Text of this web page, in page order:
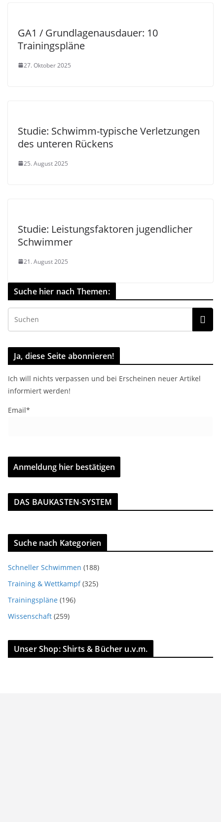
GA1 / Grundlagenausdauer: 10
Trainingspläne
27. Oktober 2025
Studie: Schwimm-typische Verletzungen
des unteren Rückens
25. August 2025
Studie: Leistungsfaktoren jugendlicher
Schwimmer
21. August 2025
Suche hier nach Themen:
Ja, diese Seite abonnieren!
Ich will nichts verpassen und bei Erscheinen neuer Artikel
informiert werden!
Email*
DAS BAUKASTEN-SYSTEM
Suche nach Kategorien
Schneller Schwimmen (188)
Training & Wettkampf(325)
Trainingspläne (196)
Wissenschaft (259)
Unser Shop: Shirts & Bücher u.v.m.